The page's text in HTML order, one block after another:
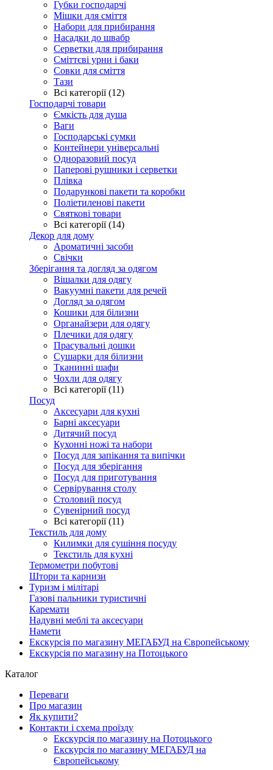
Губки господарчі
Мішки для сміття
Набори для прибирання
Насадки до швабр
Серветки для прибирання
Сміттєві урни і баки
Совки для сміття
Тази
Всі категорії (12)
Господарчі товари
Ємкість для душа
Ваги
Господарські сумки
Контейнери універсальні
Одноразовий посуд
Паперові рушники і серветки
Плівка
Подарункові пакети та коробки
Поліетиленові пакети
Святкові товари
Всі категорії (14)
Декор для дому
Ароматичні засоби
Свічки
Зберігання та догляд за одягом
Вішалки для одягу
Вакуумні пакети для речей
Догляд за одягом
Кошики для білизни
Органайзери для одягу
Плечики для одягу
Прасувальні дошки
Сушарки для білизни
Тканинні шафи
Чохли для одягу
Всі категорії (11)
Посуд
Аксесуари для кухні
Барні аксесуари
Дитячий посуд
Кухонні ножі та набори
Посуд для запікання та випічки
Посуд для зберігання
Посуд для приготування
Сервірування столу
Столовий посуд
Сувенірний посуд
Всі категорії (11)
Текстиль для дому
Килимки для сушіння посуду
Текстиль для кухні
Термометри побутові
Штори та карнизи
Туризм і мілітарі
Газові пальники туристичні
Каремати
Надувні меблі та аксесуари
Намети
Екскурсія по магазину МЕГАБУД на Європейському
Екскурсія по магазину на Потоцького
Каталог
Переваги
Про магазин
Як купити?
Контакти і схема проїзду
Екскурсія по магазину на Потоцького
Екскурсія по магазину МЕГАБУД на
Європейському